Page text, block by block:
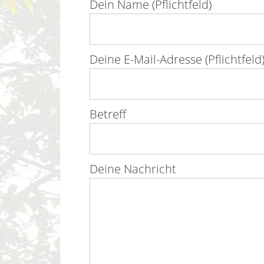
Dein Name (Pflichtfeld)
Deine E-Mail-Adresse (Pflichtfeld)
Betreff
Deine Nachricht